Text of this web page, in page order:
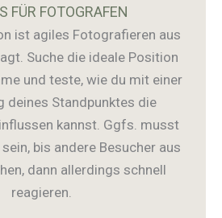
FÜR FOTOGRAFEN
ist agiles Fotografieren aus
Suche die ideale Position
und teste, wie du mit einer
deines Standpunktes die
kannst. Ggfs. musst
bis andere Besucher aus
dann allerdings schnell
reagieren.